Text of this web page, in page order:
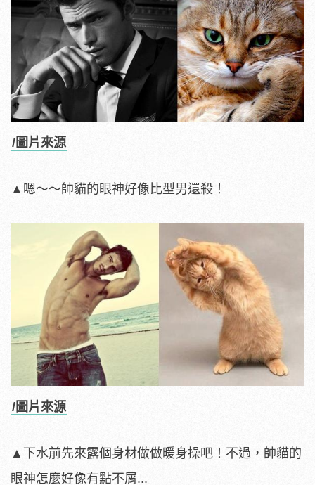
/圖片來源
▲嗯～～帥貓的眼神好像比型男還殺！
/圖片來源
▲下水前先來露個身材做做暖身操吧！不過，帥貓的
眼神怎麼好像有點不屑...